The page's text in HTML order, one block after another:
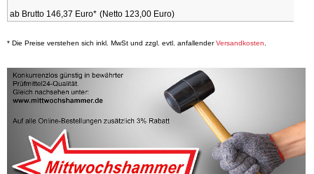
ab Brutto 146,37 Euro* (Netto 123,00 Euro)
* Die Preise verstehen sich inkl. MwSt und zzgl. evtl. anfallenderVersandkosten.